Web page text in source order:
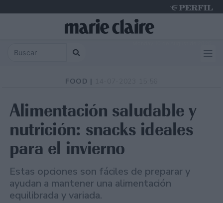
FOOD |
Alimentación saludable y
nutrición: snacks ideales
para el invierno
Estas opciones son fáciles de preparar y
ayudan a mantener una alimentación
equilibrada y variada.